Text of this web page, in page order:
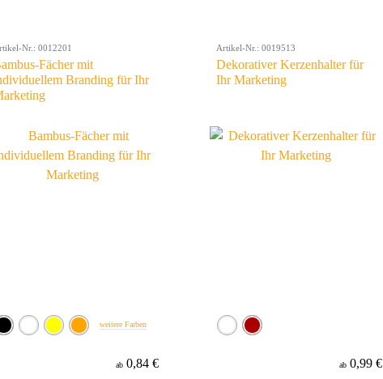
Nr.: 0012201
Fächer mit
Branding für Ihr
weitere Farben
ab 0,84 €
Artikel-Nr.: 0019513
Dekorativer Kerzenhalter für
Ihr Marketing
ab 0,99 €